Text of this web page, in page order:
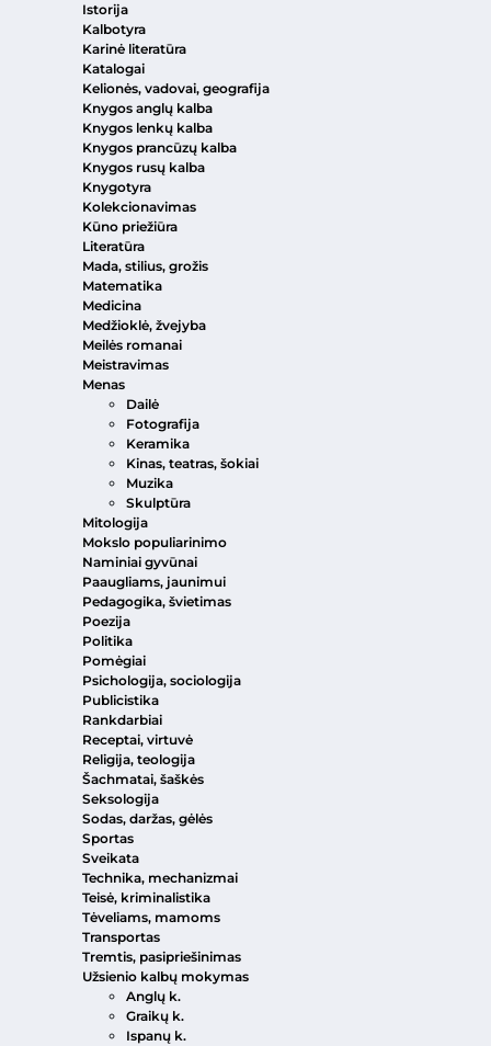
Istorija
Kalbotyra
Karinė literatūra
Katalogai
Kelionės, vadovai, geografija
Knygos anglų kalba
Knygos lenkų kalba
Knygos prancūzų kalba
Knygos rusų kalba
Knygotyra
Kolekcionavimas
Kūno priežiūra
Literatūra
Mada, stilius, grožis
Matematika
Medicina
Medžioklė, žvejyba
Meilės romanai
Meistravimas
Menas
Dailė
Fotografija
Keramika
Kinas, teatras, šokiai
Muzika
Skulptūra
Mitologija
Mokslo populiarinimo
Naminiai gyvūnai
Paaugliams, jaunimui
Pedagogika, švietimas
Poezija
Politika
Pomėgiai
Psichologija, sociologija
Publicistika
Rankdarbiai
Receptai, virtuvė
Religija, teologija
Šachmatai, šaškės
Seksologija
Sodas, daržas, gėlės
Sportas
Sveikata
Technika, mechanizmai
Teisė, kriminalistika
Tėveliams, mamoms
Transportas
Tremtis, pasipriešinimas
Užsienio kalbų mokymas
Anglų k.
Graikų k.
Ispanų k.